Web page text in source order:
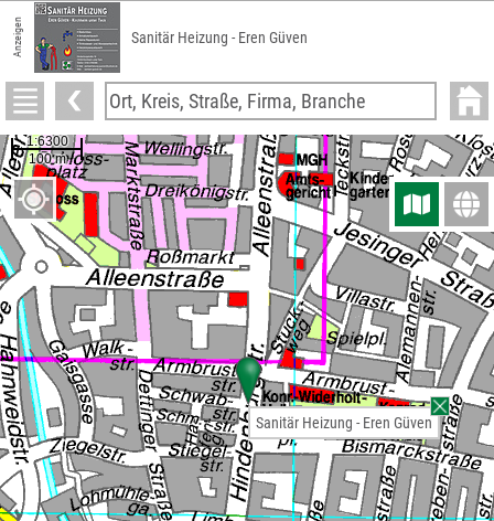
Anzeigen Sanitär Heizung - Eren Güven
Sanitär Heizung - Eren Güven